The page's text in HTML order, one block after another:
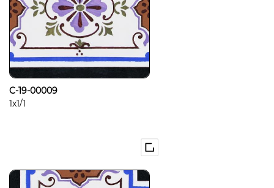
C-19-00009
1x1/1